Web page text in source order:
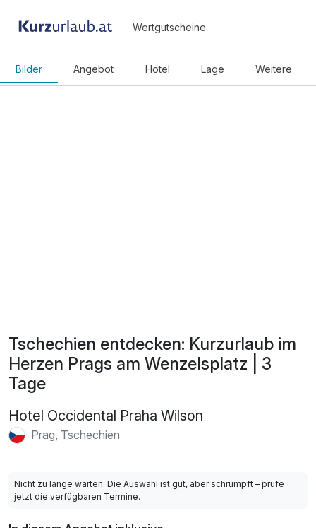
Wertgutscheine
Bilder Angebot Hotel Lage Weitere
Tschechien entdecken: Kurzurlaub im
Herzen Prags am Wenzelsplatz | 3
Tage
Hotel Occidental Praha Wilson
Prag, Tschechien
Nicht zu lange warten: Die Auswahl ist gut, aber schrumpft – prüfe
jetzt die verfügbaren Termine.